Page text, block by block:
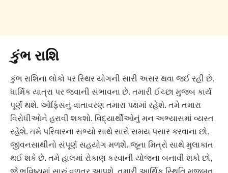
કુંભ રાશિ
કુંભ રાશિના લોકો પર સ્થિર યોગની સારી અસર થવા જઈ રહી છે.
ધાર્મિક યાત્રા પર જવાની સંભાવના છે. તમારી ઈચ્છા મુજબ કાર્ય
પૂર્ણ થશે. ઓફિસનું વાતાવરણ તમારા પક્ષમાં રહેશે. તમે તમારા
વિરોધીઓને હરાવી શકશો. વિદ્યાર્થીઓનું મન અભ્યાસમાં વ્યસ્ત
રહેશે. તમે પરિવારના સભ્યો સાથે સારો સમય પસાર કરવાના છો.
જીવનસાથીનો સંપૂર્ણ સહયોગ મળશે. જૂના મિત્રો સાથે મુલાકાત
થઈ શકે છે. તમે હાલમાં રોકાણ કરવાની યોજના બનાવી શકો છો,
જે ભવિષ્યમાં સારું વળતર આપશે. તમારી આર્થિક સ્થિતિ મજબૂત